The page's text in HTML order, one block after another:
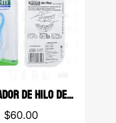
ENHEBRADOR DE HILO DENTAL GUM
$60.00